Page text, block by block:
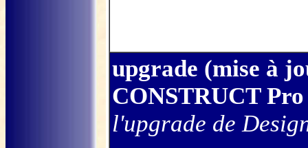
upgrade (mise à
CONSTRUCT
l'upgrade de